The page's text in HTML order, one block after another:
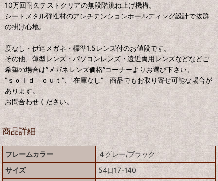
10万回耐久テストクリアの無段階跳ね上げ機構。
シートメタル弾性材のアンチテンションホールディング設計で抜群
の掛け心地。
度なし・伊達メガネ・標準1.5レンズ付のお値段です。
その他、薄型レンズ・パソコンレンズ・遠近両用レンズなどなどご
希望の場合は”メガネレンズ価格”コーナーよりお選び下さい。
”ｓｏｌｄ ｏｕｔ”、”在庫なし” 商品でもお取り寄せ可能な場合が
あります。
お問合わせください。
商品詳細
フレームカラー
４グレー/ブラック
サイズ
54口17-140